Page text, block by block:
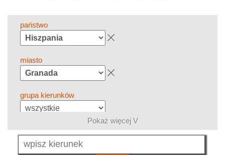
państwo
miasto
grupa kierunków
język
Pokaż więcej V